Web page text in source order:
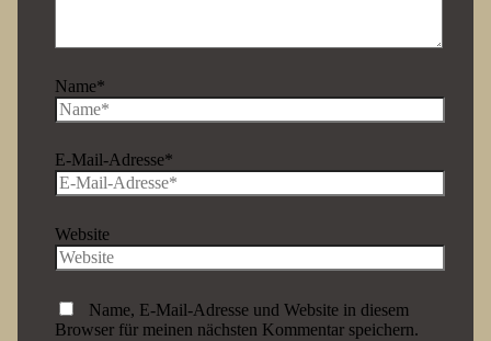
Name*
E-Mail-Adresse*
Website
Name, E-Mail-Adresse und Website in diesem
Browser für meinen nächsten Kommentar speichern.